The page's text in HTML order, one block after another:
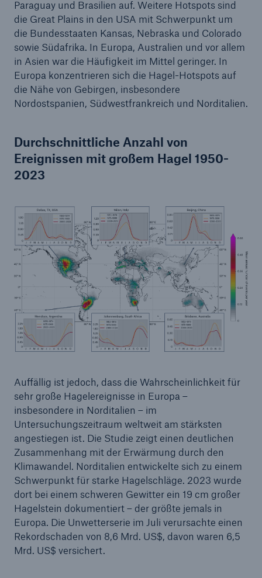
Paraguay und Brasilien auf. Weitere Hotspots sind
die Great Plains in den USA mit Schwerpunkt um
die Bundesstaaten Kansas, Nebraska und Colorado
sowie Südafrika. In Europa, Australien und vor allem
in Asien war die Häufigkeit im Mittel geringer. In
Europa konzentrieren sich die Hagel-Hotspots auf
die Nähe von Gebirgen, insbesondere
Nordostspanien, Südwestfrankreich und Norditalien.
Durchschnittliche Anzahl von
Ereignissen mit großem Hagel 1950-
2023
Auffällig ist jedoch, dass die Wahrscheinlichkeit für
sehr große Hagelereignisse in Europa –
insbesondere in Norditalien – im
Untersuchungszeitraum weltweit am stärksten
angestiegen ist. Die Studie zeigt einen deutlichen
Zusammenhang mit der Erwärmung durch den
Klimawandel. Norditalien entwickelte sich zu einem
Schwerpunkt für starke Hagelschläge. 2023 wurde
dort bei einem schweren Gewitter ein 19 cm großer
Hagelstein dokumentiert – der größte jemals in
Europa. Die Unwetterserie im Juli verursachte einen
Rekordschaden von 8,6 Mrd. US$, davon waren 6,5
Mrd. US$ versichert.
Rückversicherung Leben/Gesundheit
MIRA Digital Suite
Lösungen
Cyber-Lösungen von Munich Re
Navigation schließen oder Escape-Taste drücken Suche
Home
Risiken